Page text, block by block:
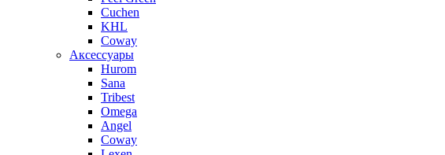
Cuchen
KHL
Coway
Аксессуары
Hurom
Sana
Tribest
Omega
Angel
Coway